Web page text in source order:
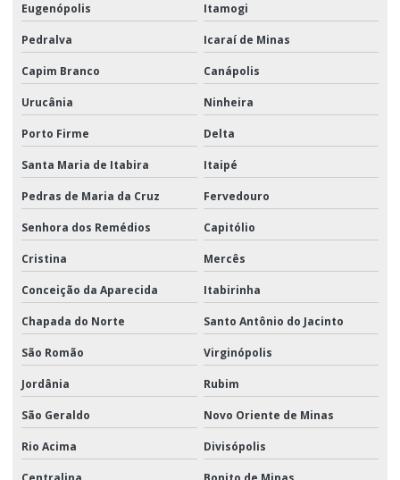
Eugenópolis Itamogi
Pedralva Icaraí de Minas
Capim Branco Canápolis
Urucânia Ninheira
Porto Firme Delta
Santa Maria de Itabira Itaipé
Pedras de Maria da Cruz Fervedouro
Senhora dos Remédios Capitólio
Cristina Mercês
Conceição da Aparecida Itabirinha
Chapada do Norte Santo Antônio do Jacinto
São Romão Virginópolis
Jordânia Rubim
São Geraldo Novo Oriente de Minas
Rio Acima Divisópolis